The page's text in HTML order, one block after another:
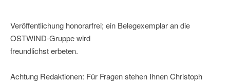
Veröffentlichung honorarfrei; ein Belegexemplar an die
OSTWIND-Gruppe wird
freundlichst erbeten.
Achtung Redaktionen: Für Fragen stehen Ihnen Christoph